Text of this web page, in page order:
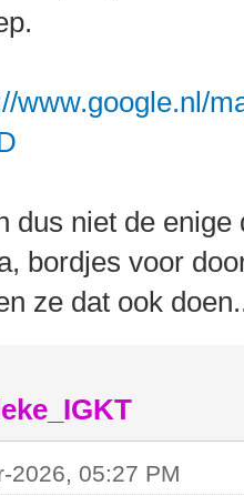
www.google.nl/
dus niet de
bordjes voor
ze dat ook
2026, 05:27 PM